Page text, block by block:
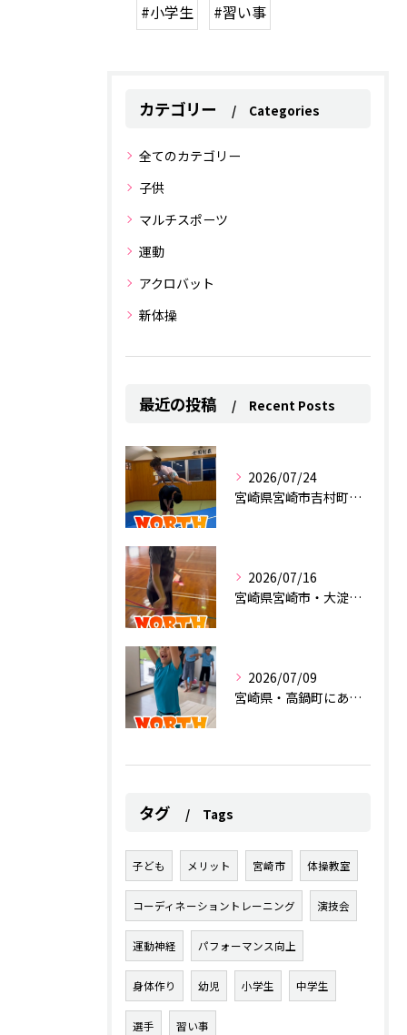
#小学生 #習い事
カテゴリー Categories
全てのカテゴリー
子供
マルチスポーツ
運動
アクロバット
新体操
最近の投稿 Recent Posts
2026/07/24
宮崎県宮崎市吉村町にあるスポーツクラブ
2026/07/16
宮崎県宮崎市・大淀にあるスポーツクラブ
2026/07/09
宮崎県・高鍋町にあるスポーツクラブ
タグ Tags
子ども メリット 宮崎市 体操教室
コーディネーショントレーニング 演技会
運動神経 パフォーマンス向上
身体作り 幼児 小学生 中学生
選手 習い事